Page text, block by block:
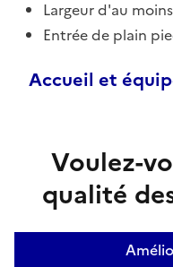
Largeur d'au
Entrée de plain
Accueil et
Voulez-
qualité